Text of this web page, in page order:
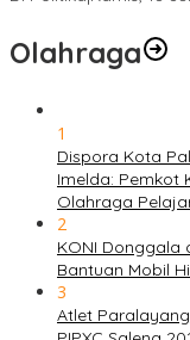
Olahraga
1
Dispora Kota
Imelda: Pemkot
Olahraga
2
KONI Donggala
Bantuan Mobil
3
Atlet